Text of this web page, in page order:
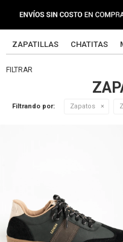
ZAPATILLAS CHATITAS
Filtrando por: Zapatos